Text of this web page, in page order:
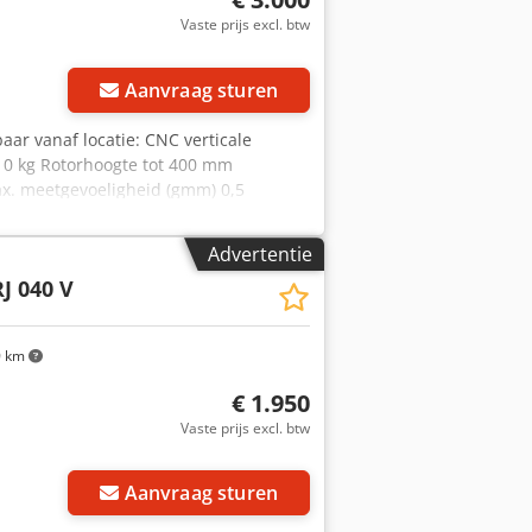
Vaste prijs excl. btw
Aanvraag sturen
vanaf locatie: CNC verticale
kg Rotorhoogte tot 400 mm
meetgevoeligheid (gmm) 0,5
Advertentie
km
040 V
€ 1.950
Vaste prijs excl. btw
Aanvraag sturen